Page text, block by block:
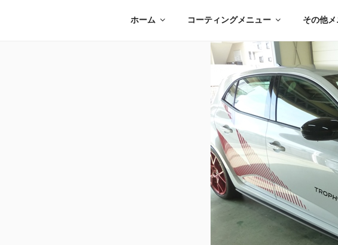
ホーム コーティングメニュー その他